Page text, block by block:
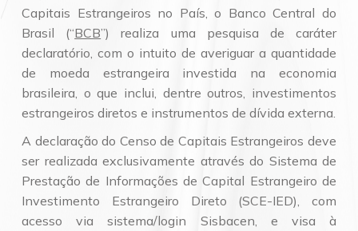
Capitais Estrangeiros no País, o Banco Central do
Brasil (“BCB”) realiza uma pesquisa de caráter
declaratório, com o intuito de averiguar a quantidade
de moeda estrangeira investida na economia
brasileira, o que inclui, dentre outros, investimentos
estrangeiros diretos e instrumentos de dívida externa.
A declaração do Censo de Capitais Estrangeiros deve
ser realizada exclusivamente através do Sistema de
Prestação de Informações de Capital Estrangeiro de
Investimento Estrangeiro Direto (SCE-IED), com
acesso via sistema/login Sisbacen, e visa à